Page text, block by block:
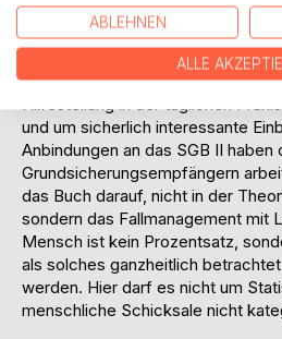
tägliche Arbeit zu orientieren hat.
Beispiel der
bieten, wie Fallmanagement im
praktiziert werden könnte. Somit
Hilfestellung in der täglichen
und um sicherlich interessante
Anbindungen an das SGB II haben
Grundsicherungsempfängern
das Buch darauf, nicht in der
sondern das Fallmanagement mit
Mensch ist kein Prozentsatz,
als solches ganzheitlich
werden. Hier darf es nicht um
menschliche Schicksale nicht
ABLEHNEN
ALLE